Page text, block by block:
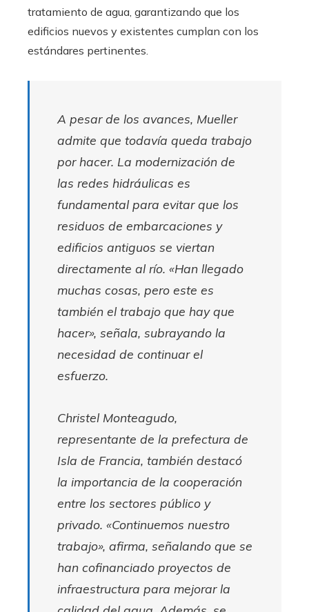
tratamiento de agua, garantizando que los
edificios nuevos y existentes cumplan con los
estándares pertinentes.
A pesar de los avances, Mueller
admite que todavía queda trabajo
por hacer. La modernización de
las redes hidráulicas es
fundamental para evitar que los
residuos de embarcaciones y
edificios antiguos se viertan
directamente al río. «Han llegado
muchas cosas, pero este es
también el trabajo que hay que
hacer», señala, subrayando la
necesidad de continuar el
esfuerzo.
Christel Monteagudo,
representante de la prefectura de
Isla de Francia, también destacó
la importancia de la cooperación
entre los sectores público y
privado. «Continuemos nuestro
trabajo», afirma, señalando que se
han cofinanciado proyectos de
infraestructura para mejorar la